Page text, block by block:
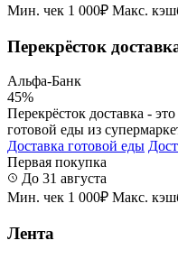
Мин. чек 1 000₽ Макс.
Перекрёсток
Альфа-Банк
45%
Перекрёсток доставка -
готовой еды из
Доставка готовой еды
Первая покупка
До 31 августа
Мин. чек 1 000₽ Макс.
Лента